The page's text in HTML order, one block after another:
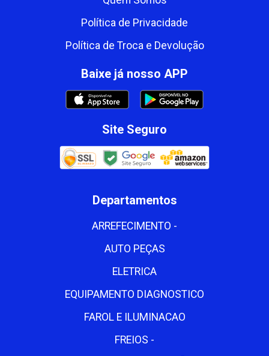
Política de Privacidade
Política de Troca e Devolução
Baixe já nosso APP
Site Seguro
Departamentos
ARREFECIMENTO -
AUTO PEÇAS
ELETRICA
EQUIPAMENTO DIAGNOSTICO
FAROL E ILUMINACAO
FREIOS -